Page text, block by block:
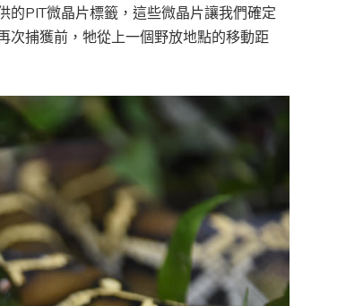
的PIT微晶片標籤，這些微晶片讓我們確定
次捕獲前，牠從上一個野放地點的移動距